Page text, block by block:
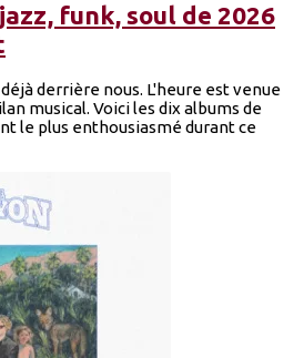
funk, soul de 2026
derrière nous. L'heure est venue
musical. Voici les dix albums de
le plus enthousiasmé durant ce